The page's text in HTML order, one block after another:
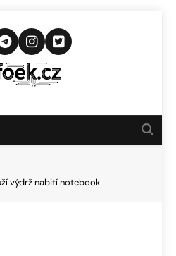
Novinkám
výdrž nabití notebook